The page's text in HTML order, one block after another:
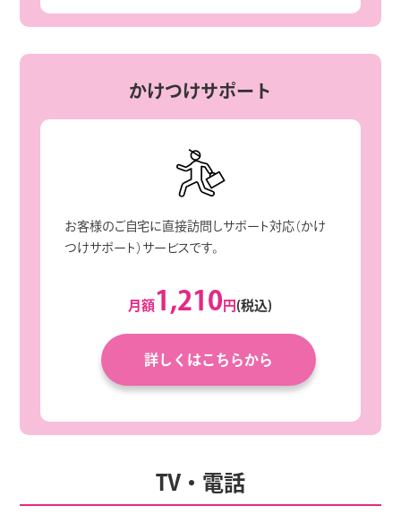
かけつけサポート
お客様のご自宅に直接訪問しサポート対応（かけ
つけサポート）サービスです。
月額 1,210 円 (税込)
詳しくはこちらから
TV・電話